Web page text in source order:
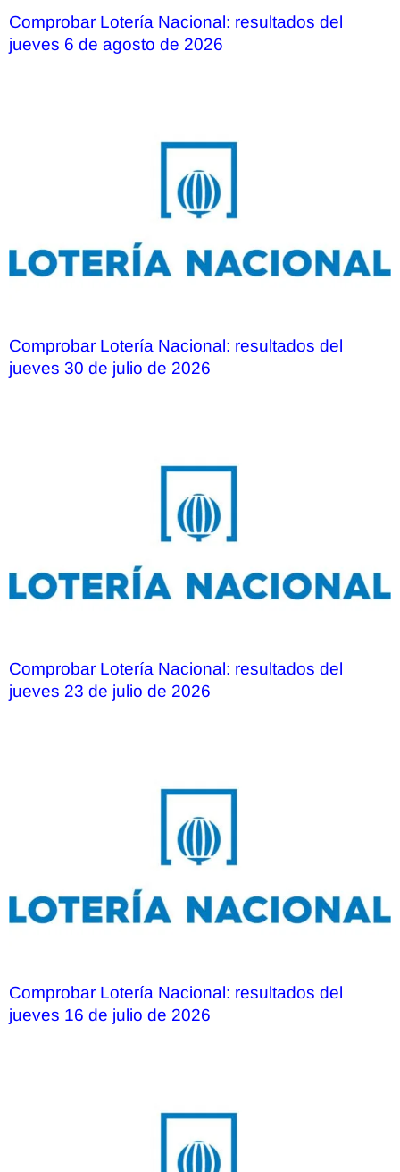
Comprobar Lotería Nacional: resultados del
jueves 6 de agosto de 2026
Comprobar Lotería Nacional: resultados del
jueves 30 de julio de 2026
Comprobar Lotería Nacional: resultados del
jueves 23 de julio de 2026
Comprobar Lotería Nacional: resultados del
jueves 16 de julio de 2026